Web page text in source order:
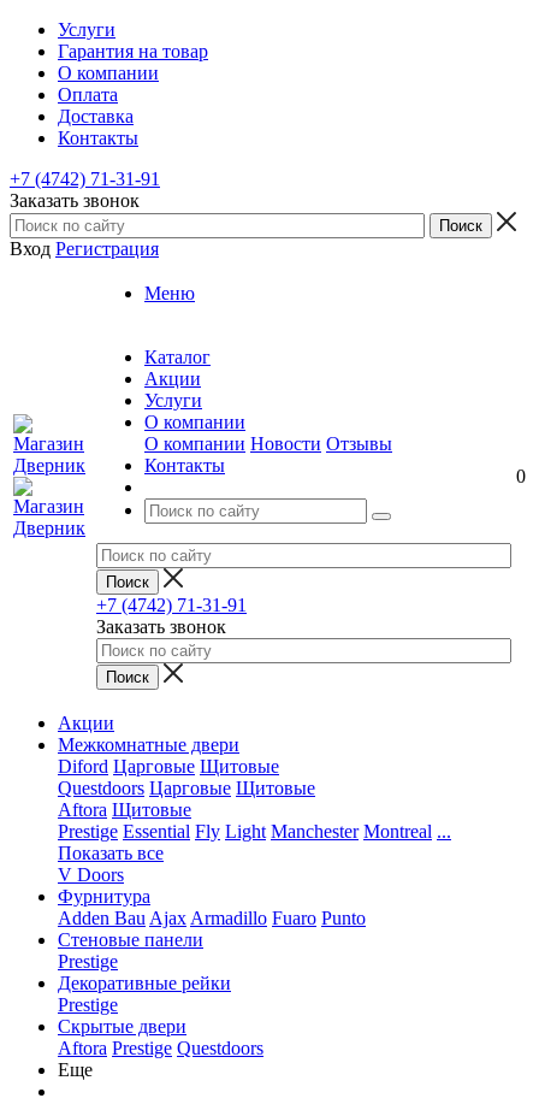
Услуги
Гарантия на товар
О компании
Оплата
Доставка
Контакты
+7 (4742) 71-31-91
Заказать звонок
Вход Регистрация
Меню
Каталог
Акции
Услуги
О компании
О компании Новости Отзывы
Контакты
+7 (4742) 71-31-91
Заказать звонок
0
Акции
Межкомнатные двери
Diford Царговые Щитовые
Questdoors Царговые Щитовые
Aftora Щитовые
Prestige Essential Fly Light Manchester Montreal ...
Показать все
V Doors
Фурнитура
Adden Bau Ajax Armadillo Fuaro Punto
Стеновые панели
Prestige
Декоративные рейки
Prestige
Скрытые двери
Aftora Prestige Questdoors
Еще